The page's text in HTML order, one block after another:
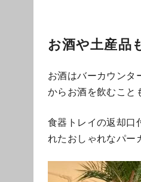
お酒や土産品
お酒はバーカウンタ
からお酒を飲むこと
食器トレイの返却口
れたおしゃれなパー